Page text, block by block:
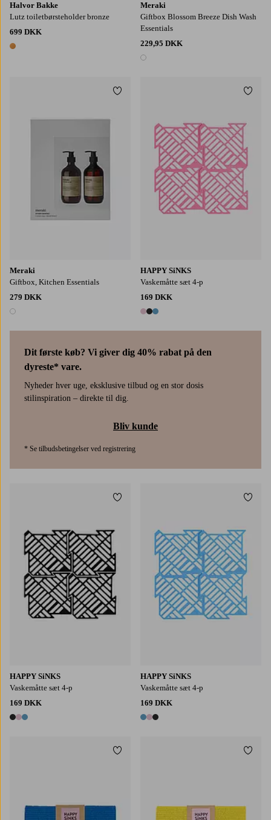
Halvor Bakke
Lutz toiletbørsteholder bronze
699 DKK
1 farve
Meraki
Giftbox Blossom Breeze Dish Wash
Essentials
229,95 DKK
1 farve
Meraki
Giftbox, Kitchen Essentials
279 DKK
1 farve
Tilføj til favoritter
HAPPY SiNKS
Vaskemåtte sæt 4-p
169 DKK
3 farver
Dit første køb? Vi giver dig 40% rabat på den
dyreste* vare.
Nyheder hver uge, eksklusive tilbud og en stor dosis
stilinspiration – direkte til dig.
Bliv kunde
* Se tilbudsbetingelser ved registrering
HAPPY SiNKS
Vaskemåtte sæt 4-p
169 DKK
3 farver
Tilføj til favoritter
HAPPY SiNKS
Vaskemåtte sæt 4-p
169 DKK
3 farver
Tilføj til favoritter